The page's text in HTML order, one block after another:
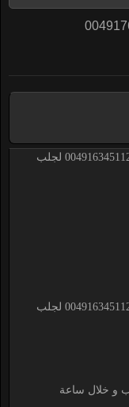
الشيخ الروحاني جلب الحبيب و خلال ساعة 00491634511222 لجلب
الشيخ الروحاني جلب الحبيب و خلال ساعة 00491634511222 لجلب